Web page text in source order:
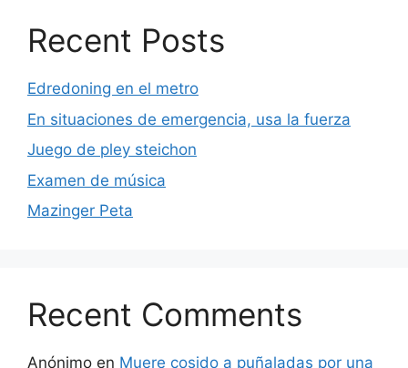
Recent Posts
Edredoning en el metro
En situaciones de emergencia, usa la fuerza
Juego de pley steichon
Examen de música
Mazinger Peta
Recent Comments
Anónimo en Muere cosido a puñaladas por una